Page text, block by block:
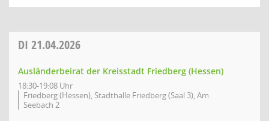
DI 21.04.2026
Ausländerbeirat der Kreisstadt Friedberg (Hessen)
18:30-19:08 Uhr
Friedberg (Hessen), Stadthalle Friedberg (Saal 3), Am
Seebach 2